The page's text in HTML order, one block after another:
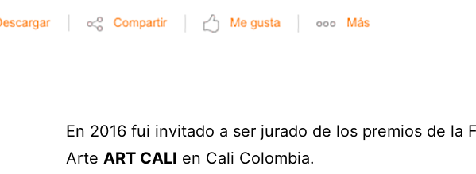
En 2016 fui invitado a ser jurado de los premios de la
Arte ART CALI en Cali Colombia.